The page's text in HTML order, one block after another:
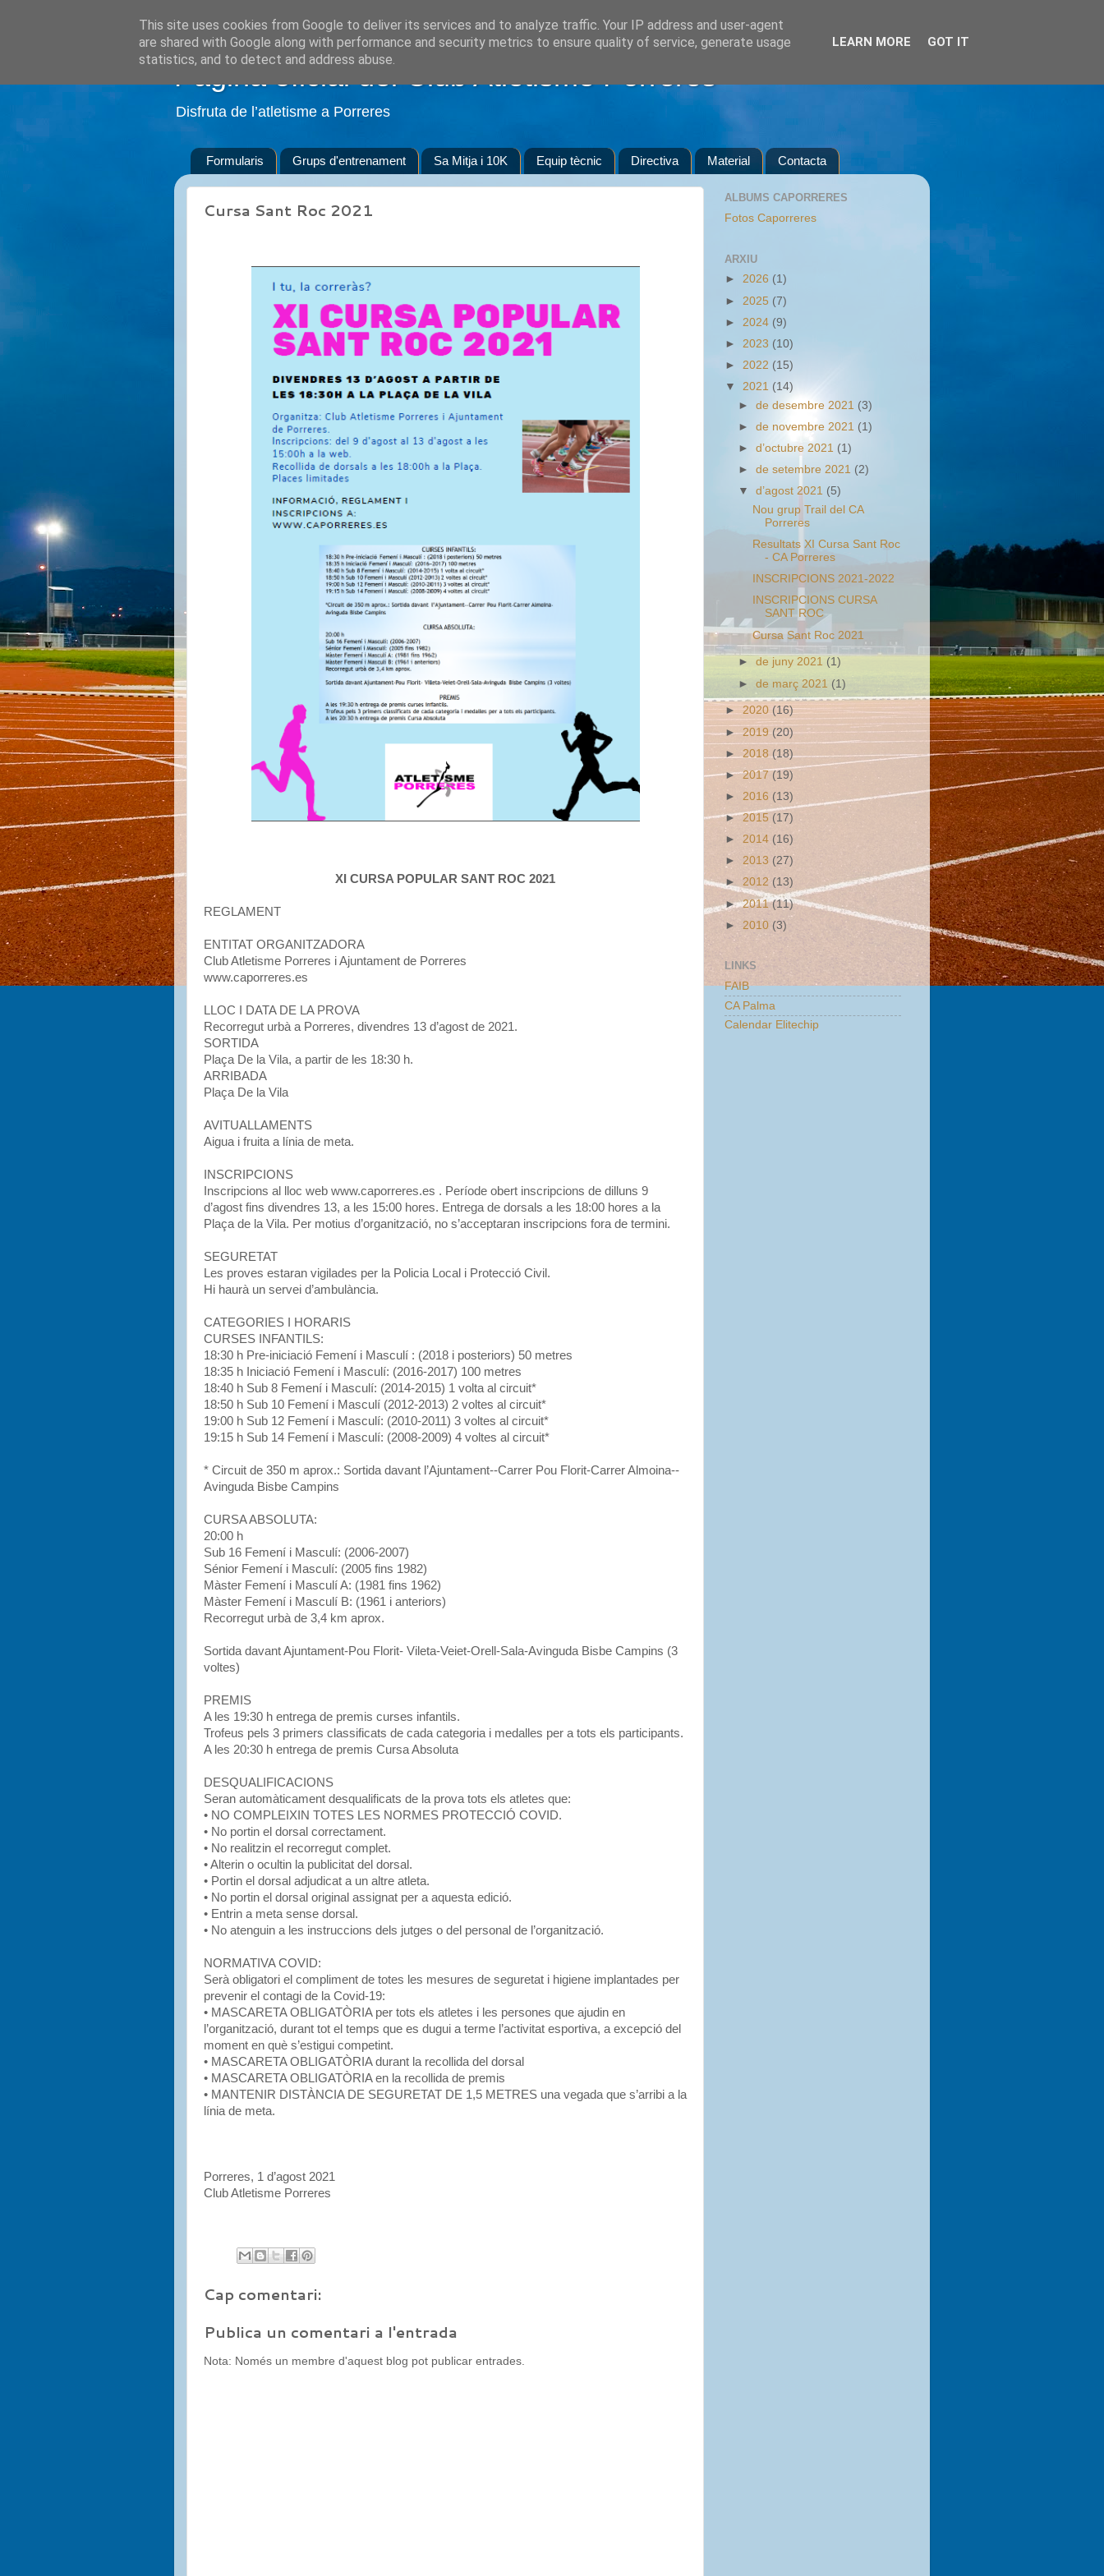
Pàgina oficial del Club Atletisme Porreres
Disfruta de l’atletisme a Porreres
Formularis Grups d'entrenament Sa Mitja i 10K Equip tècnic Directiva Material Contacta
Cursa Sant Roc 2021
XI CURSA POPULAR SANT ROC 2021
REGLAMENT
ENTITAT ORGANITZADORA
Club Atletisme Porreres i Ajuntament de Porreres
www.caporreres.es
LLOC I DATA DE LA PROVA
Recorregut urbà a Porreres, divendres 13 d’agost de 2021.
SORTIDA
Plaça De la Vila, a partir de les 18:30 h.
ARRIBADA
Plaça De la Vila
AVITUALLAMENTS
Aigua i fruita a línia de meta.
INSCRIPCIONS
Inscripcions al lloc web www.caporreres.es . Període obert inscripcions de dilluns 9
d’agost fins divendres 13, a les 15:00 hores. Entrega de dorsals a les 18:00 hores a la
Plaça de la Vila. Per motius d’organització, no s’acceptaran inscripcions fora de termini.
SEGURETAT
Les proves estaran vigilades per la Policia Local i Protecció Civil.
Hi haurà un servei d’ambulància.
CATEGORIES I HORARIS
CURSES INFANTILS:
18:30 h Pre-iniciació Femení i Masculí : (2018 i posteriors) 50 metres
18:35 h Iniciació Femení i Masculí: (2016-2017) 100 metres
18:40 h Sub 8 Femení i Masculí: (2014-2015) 1 volta al circuit*
18:50 h Sub 10 Femení i Masculí (2012-2013) 2 voltes al circuit*
19:00 h Sub 12 Femení i Masculí: (2010-2011) 3 voltes al circuit*
19:15 h Sub 14 Femení i Masculí: (2008-2009) 4 voltes al circuit*
* Circuit de 350 m aprox.: Sortida davant l’Ajuntament--Carrer Pou Florit-Carrer Almoina--
Avinguda Bisbe Campins
CURSA ABSOLUTA:
20:00 h
Sub 16 Femení i Masculí: (2006-2007)
Sénior Femení i Masculí: (2005 fins 1982)
Màster Femení i Masculí A: (1981 fins 1962)
Màster Femení i Masculí B: (1961 i anteriors)
Recorregut urbà de 3,4 km aprox.
Sortida davant Ajuntament-Pou Florit- Vileta-Veiet-Orell-Sala-Avinguda Bisbe Campins (3
voltes)
PREMIS
A les 19:30 h entrega de premis curses infantils.
Trofeus pels 3 primers classificats de cada categoria i medalles per a tots els participants.
A les 20:30 h entrega de premis Cursa Absoluta
DESQUALIFICACIONS
Seran automàticament desqualificats de la prova tots els atletes que:
• NO COMPLEIXIN TOTES LES NORMES PROTECCIÓ COVID.
• No portin el dorsal correctament.
• No realitzin el recorregut complet.
• Alterin o ocultin la publicitat del dorsal.
• Portin el dorsal adjudicat a un altre atleta.
• No portin el dorsal original assignat per a aquesta edició.
• Entrin a meta sense dorsal.
• No atenguin a les instruccions dels jutges o del personal de l’organització.
NORMATIVA COVID:
Serà obligatori el compliment de totes les mesures de seguretat i higiene implantades per
prevenir el contagi de la Covid-19:
• MASCARETA OBLIGATÒRIA per tots els atletes i les persones que ajudin en
l’organització, durant tot el temps que es dugui a terme l’activitat esportiva, a excepció del
moment en què s’estigui competint.
• MASCARETA OBLIGATÒRIA durant la recollida del dorsal
• MASCARETA OBLIGATÒRIA en la recollida de premis
• MANTENIR DISTÀNCIA DE SEGURETAT DE 1,5 METRES una vegada que s’arribi a la
línia de meta.
Porreres, 1 d’agost 2021
Club Atletisme Porreres
Cap comentari:
Publica un comentari a l'entrada
Nota: Només un membre d'aquest blog pot publicar entrades.
ALBUMS CAPORRERES
Fotos Caporreres
ARXIU
► 2026 (1)
► 2025 (7)
► 2024 (9)
► 2023 (10)
► 2022 (15)
▼ 2021 (14)
►de desembre 2021 (3)
►de novembre 2021 (1)
►d’octubre 2021 (1)
►de setembre 2021 (2)
▼d’agost 2021 (5)
Nou grup Trail del CA
Porreres
Resultats XI Cursa Sant Roc
- CA Porreres
INSCRIPCIONS 2021-2022
INSCRIPCIONS CURSA
SANT ROC
Cursa Sant Roc 2021
►de juny 2021 (1)
►de març 2021 (1)
► 2020 (16)
►2019(20)
► 2018 (18)
►2017 (19)
► 2016 (13)
►2015 (17)
► 2014 (16)
► 2013 (27)
► 2012 (13)
►2011(11)
► 2010 (3)
LINKS
FAIB
CA Palma
Calendar Elitechip
This site uses cookies from Google to deliver its services and to analyze traffic. Your IP address and user-agent
are shared with Google along with performance and security metrics to ensure quality of service, generate usage
statistics, and to detect and address abuse.
LEARN MORE GOT IT